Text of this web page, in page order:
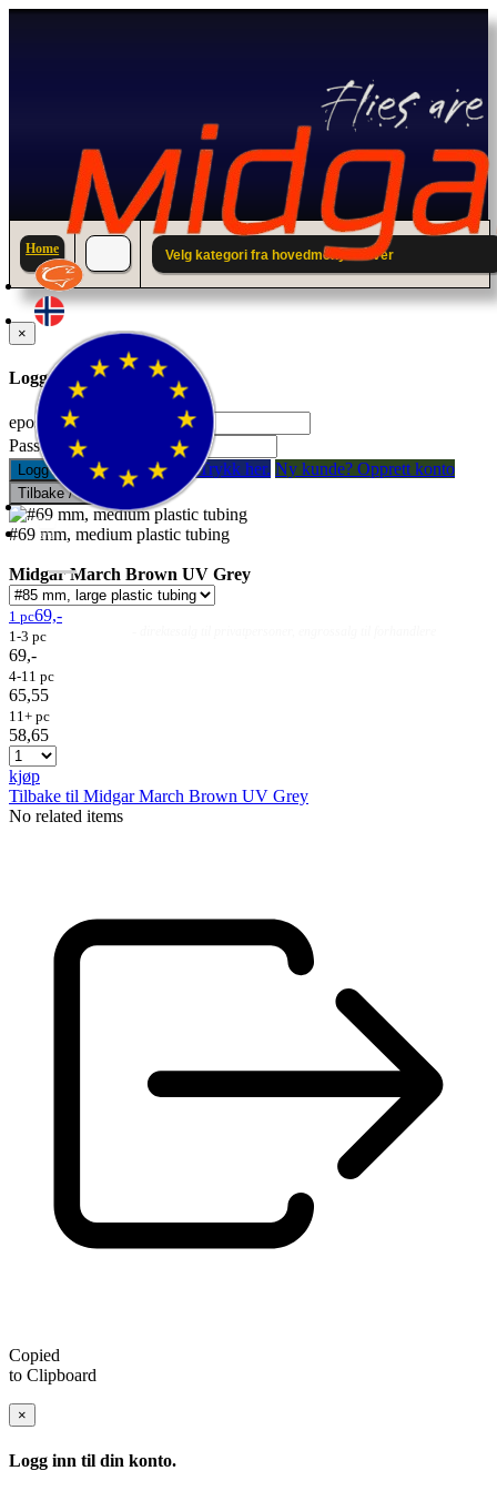
Fluer
Home Velg kategori fra hovedmenyen over
×
Logg inn til din konto.
epostadresse:
Passord:
Logg inn Glemt passord? Trykk her. Ny kunde? Opprett konto
Tilbake / Lukk
#69 mm, medium plastic tubing
Midgar March Brown UV Grey
1 pc69,-
1-3 pc
69,-
4-11 pc
65,55
11+ pc
58,65
kjøp
Tilbake til Midgar March Brown UV Grey
No related items
Copied
to Clipboard
×
Logg inn til din konto.